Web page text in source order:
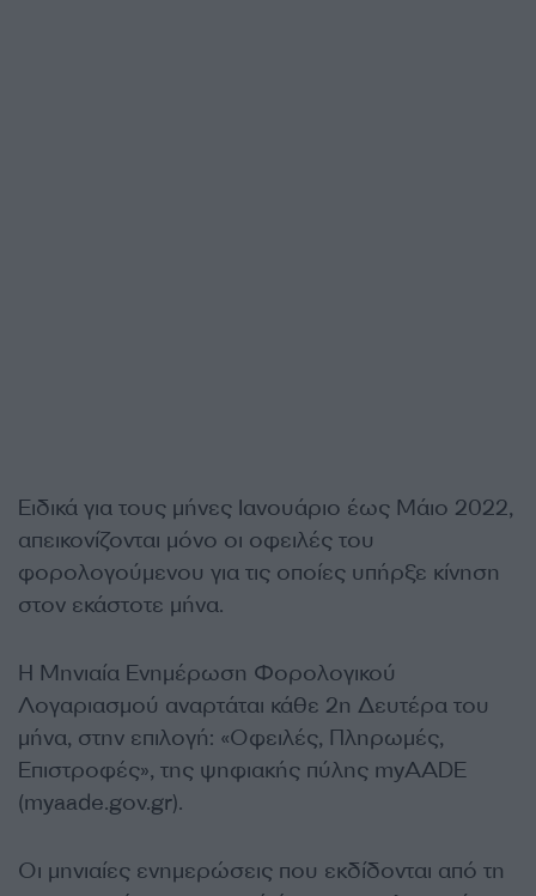
Ειδικά για τους μήνες Ιανουάριο έως Μάιο 2022,
απεικονίζονται μόνο οι οφειλές του
φορολογούμενου για τις οποίες υπήρξε κίνηση
στον εκάστοτε μήνα.
Η Μηνιαία Ενημέρωση Φορολογικού
Λογαριασμού αναρτάται κάθε 2η Δευτέρα του
μήνα, στην επιλογή: «Οφειλές, Πληρωμές,
Επιστροφές», της ψηφιακής πύλης myAADE
(myaade.gov.gr).
Οι μηνιαίες ενημερώσεις που εκδίδονται από τη